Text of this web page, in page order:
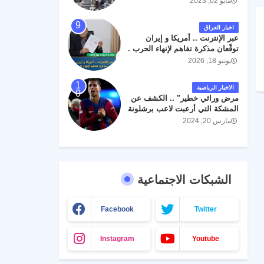
اخبار العراق
عبر الإنترنت .. أمريكا و إيران
توقّعان مذكرة تفاهم لإنهاء الحرب .
يونيو 18, 2026
الاخبار الرياضية
مرض وراثي خطير" .. الكشف عن
المشكة التي أرعبت لاعب برشلونة
جواو كانسيلو
مارس 20, 2024
الشبكات الاجتماعية
Facebook Twitter
Instagram Youtube